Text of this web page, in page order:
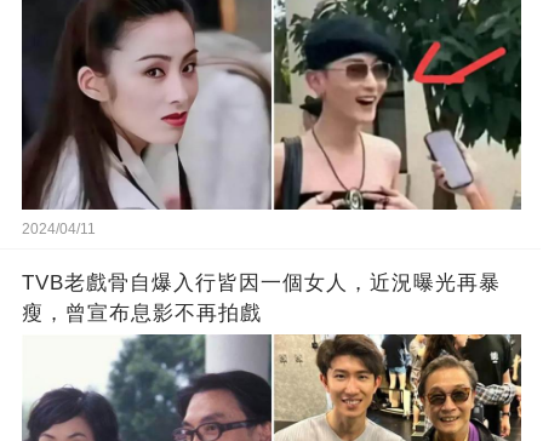
2024/04/11
TVB老戲骨自爆入行皆因一個女人，近況曝光再暴
瘦，曾宣布息影不再拍戲